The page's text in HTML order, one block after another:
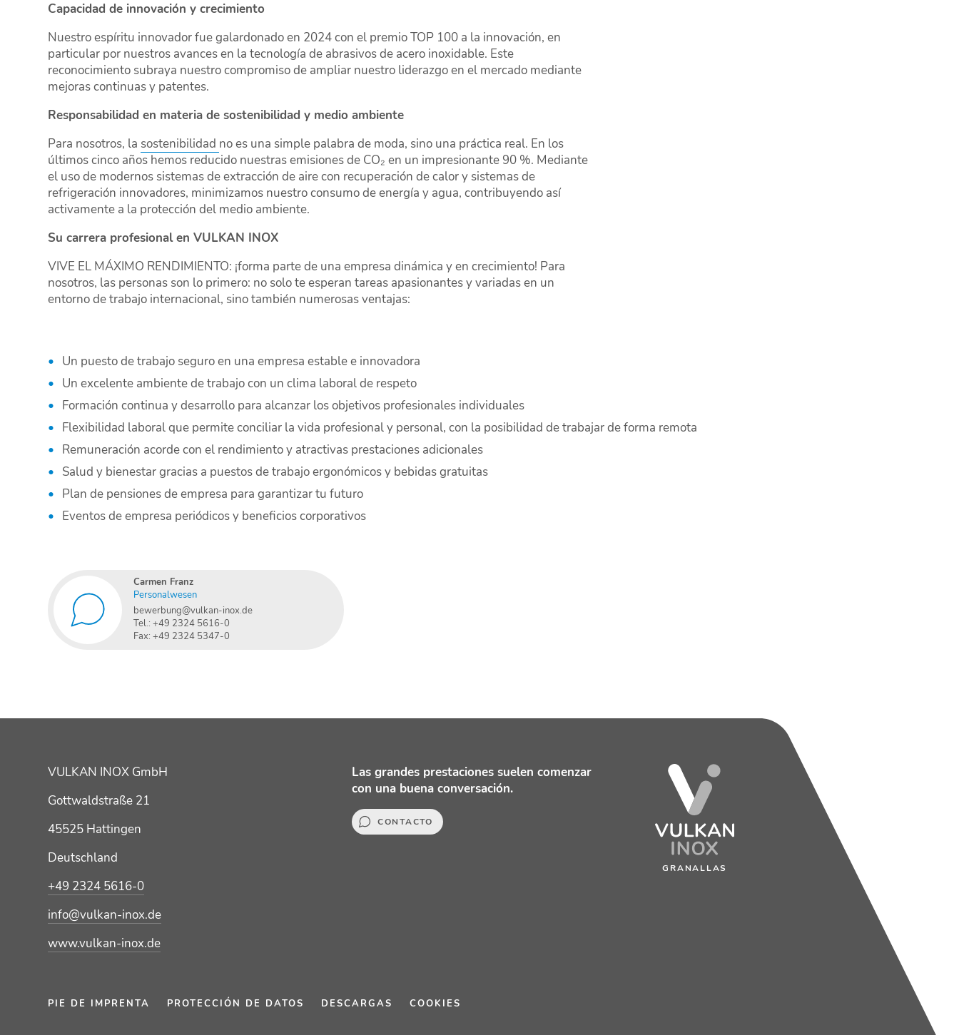
Capacidad de innovación y crecimiento
Nuestro espíritu innovador fue galardonado en 2024 con el premio TOP 100 a la innovación, en
particular por nuestros avances en la tecnología de abrasivos de acero inoxidable. Este
reconocimiento subraya nuestro compromiso de ampliar nuestro liderazgo en el mercado mediante
mejoras continuas y patentes.
Responsabilidad en materia de sostenibilidad y medio ambiente
Para nosotros, la sostenibilidad no es una simple palabra de moda, sino una práctica real. En los
últimos cinco años hemos reducido nuestras emisiones de CO₂ en un impresionante 90 %. Mediante
el uso de modernos sistemas de extracción de aire con recuperación de calor y sistemas de
refrigeración innovadores, minimizamos nuestro consumo de energía y agua, contribuyendo así
activamente a la protección del medio ambiente.
Su carrera profesional en VULKAN INOX
VIVE EL MÁXIMO RENDIMIENTO: ¡forma parte de una empresa dinámica y en crecimiento! Para
nosotros, las personas son lo primero: no solo te esperan tareas apasionantes y variadas en un
entorno de trabajo internacional, sino también numerosas ventajas:
Un puesto de trabajo seguro en una empresa estable e innovadora
Un excelente ambiente de trabajo con un clima laboral de respeto
Formación continua y desarrollo para alcanzar los objetivos profesionales individuales
Flexibilidad laboral que permite conciliar la vida profesional y personal, con la posibilidad de trabajar de forma remota
Remuneración acorde con el rendimiento y atractivas prestaciones adicionales
Salud y bienestar gracias a puestos de trabajo ergonómicos y bebidas gratuitas
Plan de pensiones de empresa para garantizar tu futuro
Eventos de empresa periódicos y beneficios corporativos
Carmen Franz
Personalwesen
bewerbung@vulkan-inox.de
Tel.: +49 2324 5616-0
Fax: +49 2324 5347-0
GRANALLAS
VULKAN INOX GmbH
Gottwaldstraße 21
45525 Hattingen
Deutschland
+49 2324 5616-0
info@vulkan-inox.de
www.vulkan-inox.de
Las grandes prestaciones suelen comenzar
con una buena conversación.
CONTACTO
PIE DE IMPRENTA PROTECCIÓN DE DATOS DESCARGAS COOKIES